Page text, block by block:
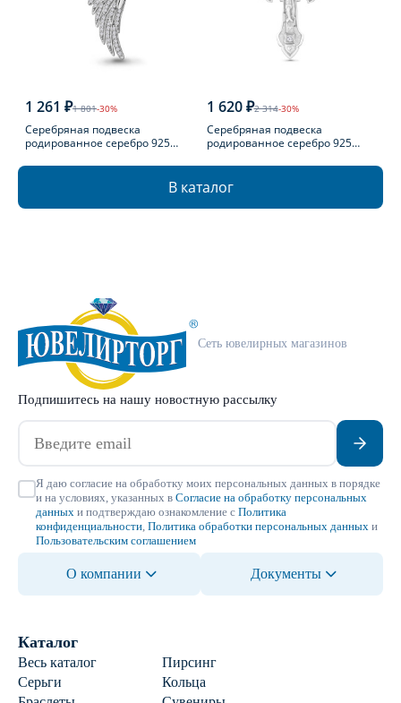
1 261 ₽1 801-30%
Серебряная подвеска
родированное серебро 925
1 620 ₽2 314-30%
Серебряная подвеска
родированное серебро 925
В каталог
Сеть ювелирных магазинов
Подпишитесь на нашу новостную рассылку
Я даю согласие на обработку моих персональных данных в порядке
и на условиях, указанных в Согласие на обработку персональных
данных и подтверждаю ознакомление с Политика
конфиденциальности Политика обработки персональных данных и
Пользовательским соглашением
О компании Документы
Каталог
Весь каталог
Пирсинг
Серьги
Кольца